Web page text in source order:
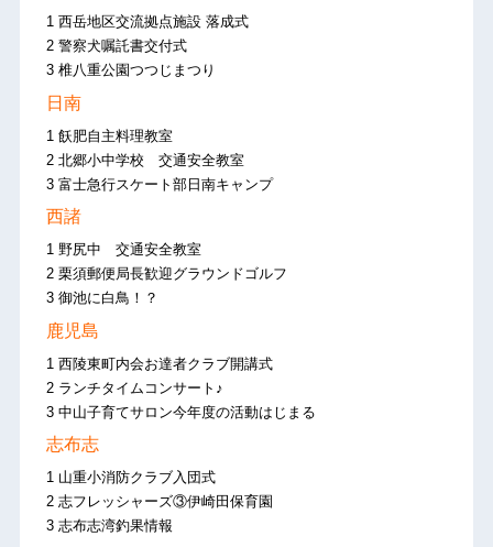
1 西岳地区交流拠点施設 落成式
2 警察犬嘱託書交付式
3 椎八重公園つつじまつり
日南
1 飫肥自主料理教室
2 北郷小中学校 交通安全教室
3 富士急行スケート部日南キャンプ
西諸
1 野尻中 交通安全教室
2 栗須郵便局長歓迎グラウンドゴルフ
3 御池に白鳥！？
鹿児島
1 西陵東町内会お達者クラブ開講式
2 ランチタイムコンサート♪
3 中山子育てサロン今年度の活動はじまる
志布志
1 山重小消防クラブ入団式
2 志フレッシャーズ③伊崎田保育園
3 志布志湾釣果情報